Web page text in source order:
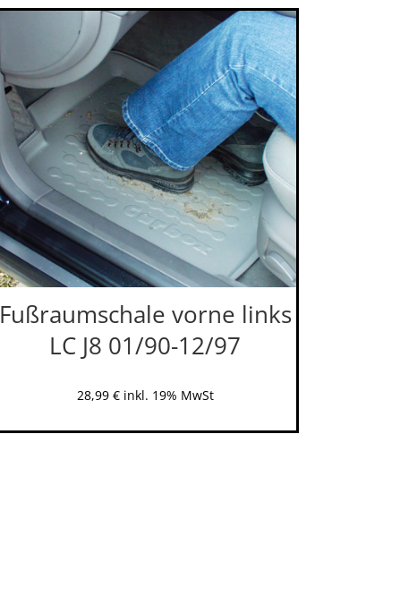
Fußraumschale vorne links
LC J8 01/90-12/97
28,99 € inkl. 19% MwSt